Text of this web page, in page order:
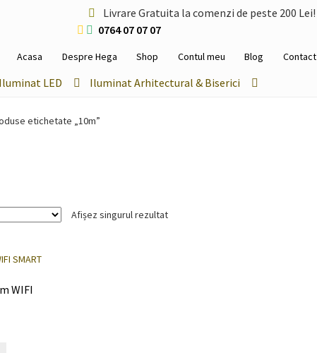
Livrare Gratuita la comenzi de peste 200 Lei!
0764 07 07 07
Acasa Despre Hega Shop Contul meu Blog Contact
Iluminat LED Iluminat Arhitectural & Biserici
etichetate „10m”
Afișez singurul rezultat
WIFI